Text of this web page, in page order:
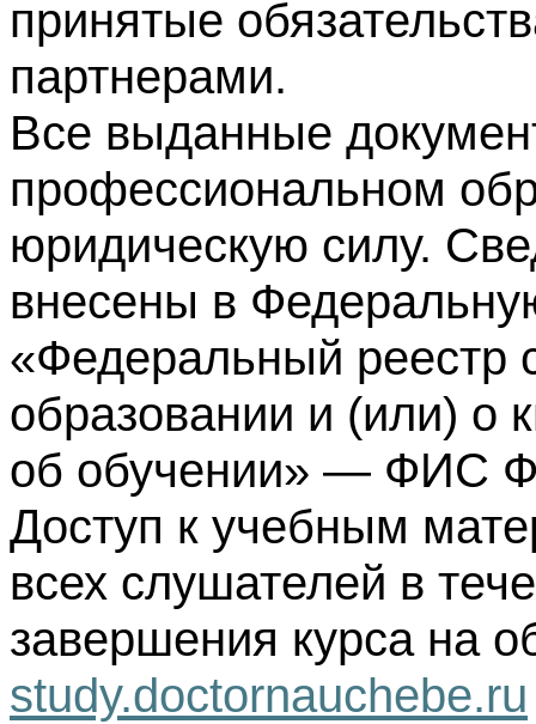
принятые
партнерами.
Все выданные
профессиональном
юридическую силу.
внесены в
«Федеральный реестр
образовании и (или) о
об обучении» — ФИС
Доступ к учебным
всех слушателей в
завершения курса на
study.doctornauchebe.ru